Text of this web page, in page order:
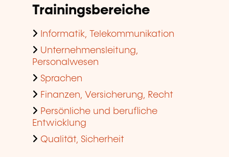
Trainingsbereiche
Informatik, Telekommunikation
Unternehmensleitung,
Personalwesen
Sprachen
Finanzen, Versicherung, Recht
Persönliche und berufliche
Entwicklung
Qualität, Sicherheit